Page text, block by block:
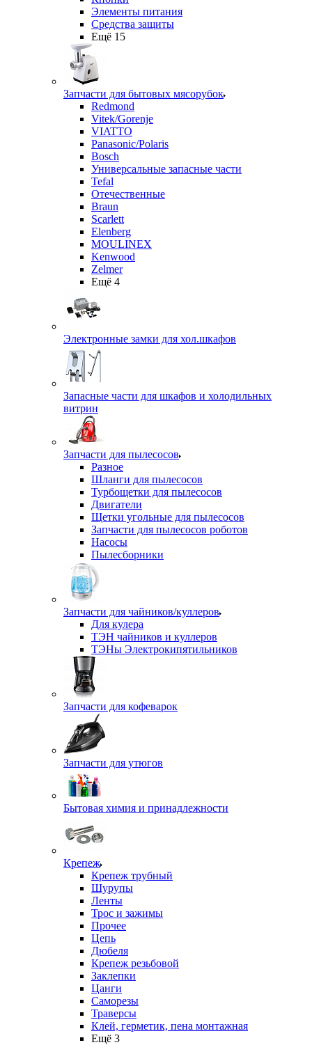
Элементы питания
Средства защиты
Ещё 15
Запчасти для бытовых мясорубок
Redmond
Vitek/Gorenje
VIATTO
Panasonic/Polaris
Bosch
Универсальные запасные части
Tefal
Отечественные
Braun
Scarlett
Elenberg
MOULINEX
Kenwood
Zelmer
Ещё 4
Электронные замки для хол.шкафов
Запасные части для шкафов и холодильных
витрин
Запчасти для пылесосов
Разное
Шланги для пылесосов
Турбощетки для пылесосов
Двигатели
Щетки угольные для пылесосов
Запчасти для пылесосов роботов
Насосы
Пылесборники
Запчасти для чайников/куллеров
Для кулера
ТЭН чайников и куллеров
ТЭНы Электрокипятильников
Запчасти для кофеварок
Запчасти для утюгов
Бытовая химия и принадлежности
Крепеж
Крепеж трубный
Шурупы
Ленты
Трос и зажимы
Прочее
Цепь
Дюбеля
Крепеж резьбовой
Заклепки
Цанги
Саморезы
Траверсы
Клей, герметик, пена монтажная
Ещё 3